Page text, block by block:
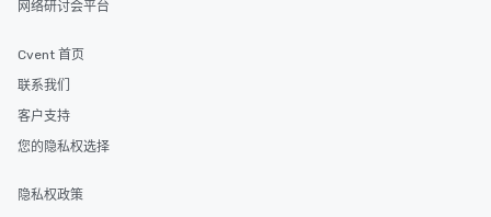
网络研讨会平台
Cvent 首页
联系我们
客户支持
您的隐私权选择
隐私权政策